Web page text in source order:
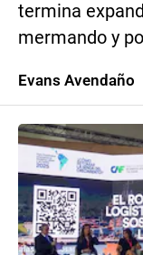
termina
mermando y
Evans Avendaño